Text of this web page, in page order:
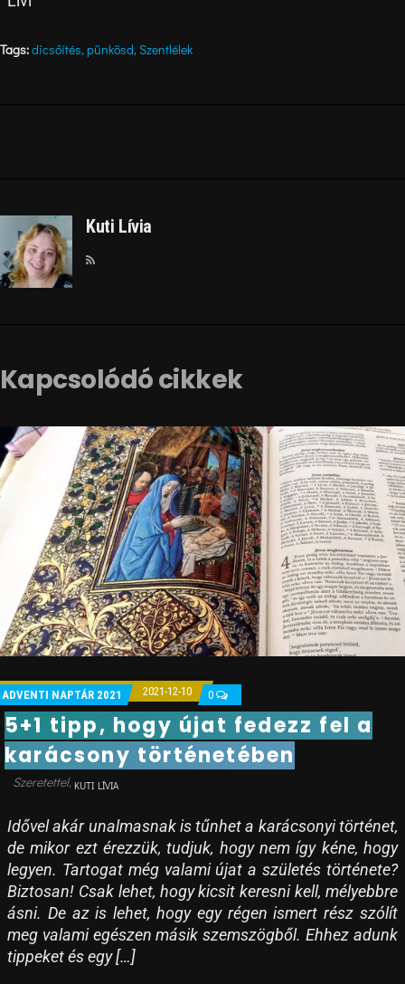
Tags:dicsőítés,pünkösd,Szentlélek
Kuti Lívia
Kapcsolódó cikkek
ADVENTI NAPTÁR 2021 2021-12-10 0
5+1 tipp, hogy újat fedezz fel a
karácsony történetében
KUTI LÍVIA
Idővel akár unalmasnak is tűnhet a karácsonyi történet,
de mikor ezt érezzük, tudjuk, hogy nem így kéne, hogy
legyen. Tartogat még valami újat a születés története?
Biztosan! Csak lehet, hogy kicsit keresni kell, mélyebbre
ásni. De az is lehet, hogy egy régen ismert rész szólít
meg valami egészen másik szemszögből. Ehhez adunk
tippeket és egy […]